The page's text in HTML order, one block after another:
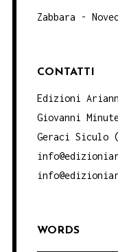
Zabbara -
CONTATTI
Edizioni
Giovanni
Geraci Siculo
WORDS